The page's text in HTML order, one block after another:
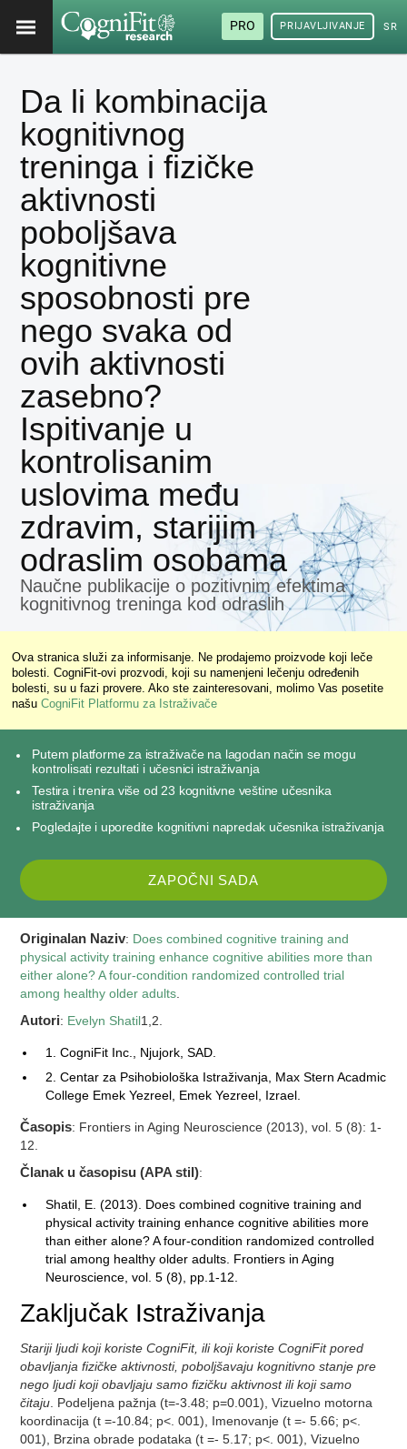
PRO PRIJAVLJIVANJE
Da li kombinacija
kognitivnog
treninga i fizičke
aktivnosti
poboljšava
kognitivne
sposobnosti pre
nego svaka od
ovih aktivnosti
zasebno?
Ispitivanje u
kontrolisanim
uslovima među
zdravim, starijim
odraslim osobama
Naučne publikacije o pozitivnim efektima
kognitivnog treninga kod odraslih
Ova stranica služi za informisanje. Ne prodajemo proizvode koji leče
bolesti. CogniFit-ovi prozvodi, koji su namenjeni lečenju određenih
bolesti, su u fazi provere. Ako ste zainteresovani, molimo Vas posetite
našuCogniFit Platformu za Istraživače
Putem platforme za istraživače na lagodan način se mogu
kontrolisati rezultati i učesnici istraživanja
Testira i trenira više od 23 kognitivne veštine učesnika
istraživanja
Pogledajte i uporedite kognitivni napredak učesnika istraživanja
ZAPOČNI SADA
Originalan Naziv: Does combined cognitive training and
physical activity training enhance cognitive abilities more than
either alone? A four-condition randomized controlled trial
among healthy older adults
Autori: Evelyn Shatil1,2.
1. CogniFit Inc., Njujork, SAD.
2. Centar za Psihobiološka Istraživanja, Max Stern Acadmic
College Emek Yezreel, Emek Yezreel, Izrael.
Časopis: Frontiers in Aging Neuroscience (2013), vol. 5 (8): 1-
12.
Članak u časopisu (APA stil):
Shatil, E. (2013). Does combined cognitive training and
physical activity training enhance cognitive abilities more
than either alone? A four-condition randomized controlled
trial among healthy older adults. Frontiers in Aging
Neuroscience, vol. 5 (8), pp.1-12.
Zaključak Istraživanja
Stariji ljudi koji koriste CogniFit, ili koji koriste CogniFit pored
obavljanja fizičke aktivnosti, poboljšavaju kognitivno stanje pre
nego ljudi koji obavljaju samo fizičku aktivnost ili koji samo
čitaju . Podeljena pažnja (t=-3.48; p=0.001), Vizuelno motorna
koordinacija (t =-10.84; p<. 001), Imenovanje (t =- 5.66; p<.
001), Brzina obrade podataka (t =- 5.17; p<. 001), Vizuelno